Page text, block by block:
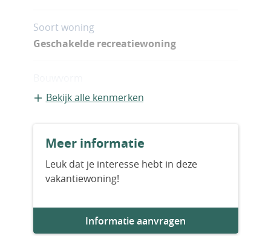
Soort woning
Geschakelde recreatiewoning
Bestaande bouw
2030
Aantal slaapkamers
Aantal badkamers
Bekijk alle kenmerken
Meer informatie
Leuk dat je interesse hebt in deze
vakantiewoning!
Informatie aanvragen